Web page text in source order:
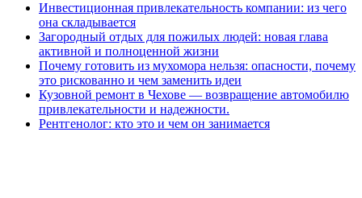
Инвестиционная привлекательность компании: из чего
она складывается
Загородный отдых для пожилых людей: новая глава
активной и полноценной жизни
Почему готовить из мухомора нельзя: опасности, почему
это рискованно и чем заменить идеи
Кузовной ремонт в Чехове — возвращение автомобилю
привлекательности и надежности.
Рентгенолог: кто это и чем он занимается